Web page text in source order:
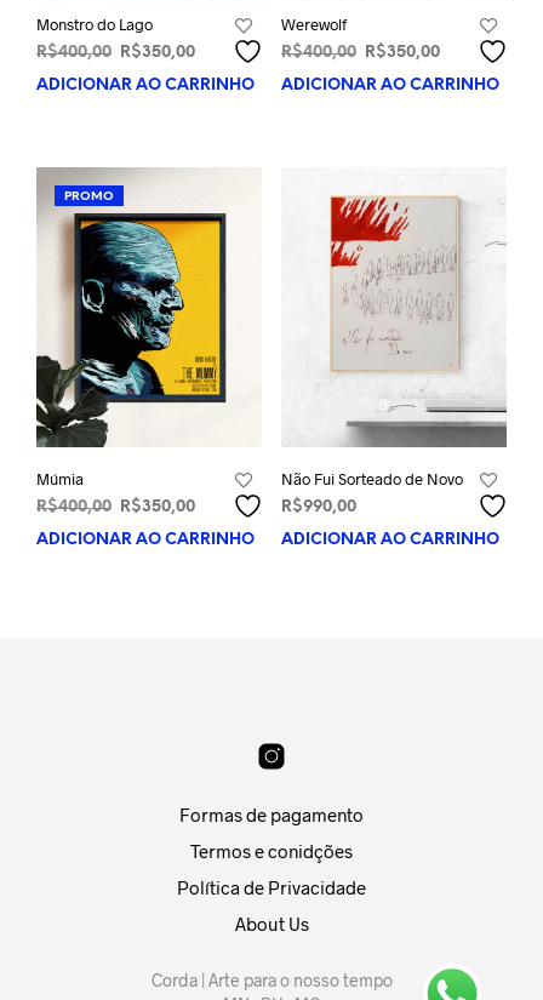
Monstro do Lago
R$400,00
O
preço
R$350,00O
preço
ADICIONAR AO CARRINHO
Werewolf
R$400,00
O
preço
R$350,00O
preço
ADICIONAR AO CARRINHO
PROMO
Múmia
R$400,00
O
preço
R$350,00O
preço
ADICIONAR AO CARRINHO
Não Fui Sorteado de Novo
R$990,00
ADICIONAR AO CARRINHO
Formas de pagamento
Termos e conidções
Política de Privacidade
About Us
Corda | Arte para o nosso tempo